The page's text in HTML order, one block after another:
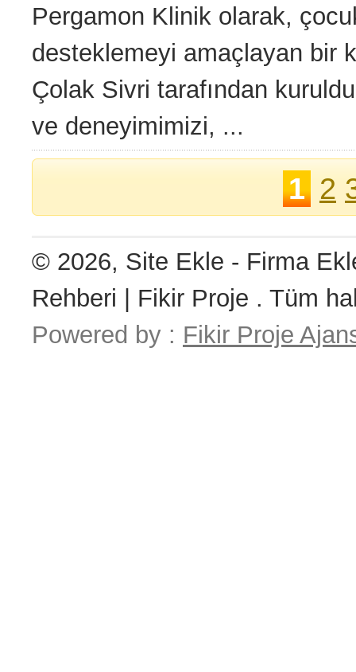
Pergamon Klinik olarak,
desteklemeyi amaçlayan bir
Çolak Sivri tarafından
ve deneyimimizi, ...
1 2
© 2026, Site Ekle - Firma
Rehberi | Fikir Proje . Tüm
Powered by : Fikir Proje